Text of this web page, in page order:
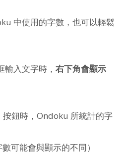
中使用的字數，也可以輕鬆
入文字時， 右下角會顯示
鈕時，Ondoku 所統計的字
可能會與顯示的不同）